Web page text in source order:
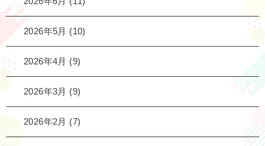
2026年5月 (10)
2026年4月 (9)
2026年3月 (9)
2026年2月 (7)